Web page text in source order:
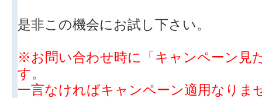
是非この機会にお試し下さい。
※お問い合わせ時に「キャンペーン見
す。
一言なければキャンペーン適用なりま